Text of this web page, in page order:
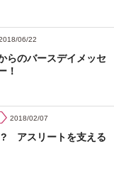
06/22
らのバースデイメッセ
！
2018/02/07
アスリートを支える